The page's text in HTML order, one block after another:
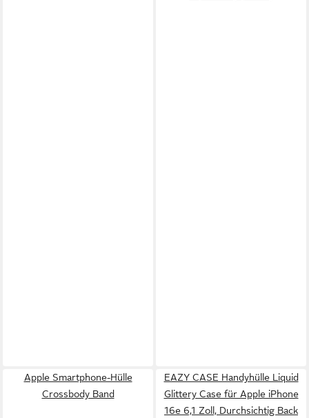
Apple Smartphone-Hülle
Crossbody Band
EAZY CASE Handyhülle Liquid
Glittery Case für Apple iPhone
16e 6,1 Zoll, Durchsichtig Back